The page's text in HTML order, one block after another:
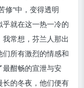
修”中，变得透明
就在这一热一冷的
常想，芬兰人那出
所有激烈的情感和
酣畅的宣泄与安
的冬夜，他们便有